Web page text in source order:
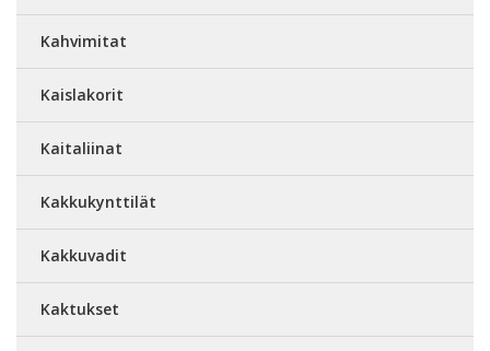
Kahvimitat
Kaislakorit
Kaitaliinat
Kakkukynttilät
Kakkuvadit
Kaktukset